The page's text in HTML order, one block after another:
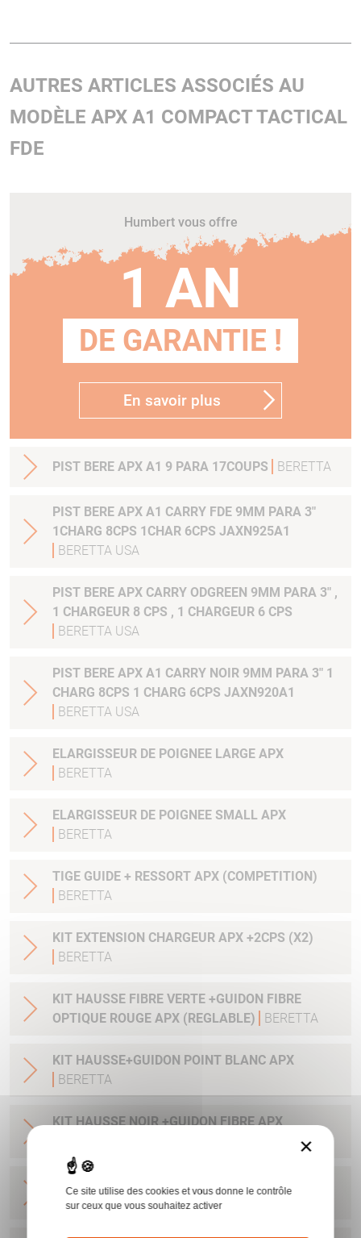
AUTRES ARTICLES ASSOCIÉS AU
MODÈLE APX A1 COMPACT TACTICAL
FDE
Humbert vous offre
1 AN
DE GARANTIE !
En savoir plus
PIST BERE APX A1 9 PARA 17COUPS BERETTA
PIST BERE APX A1 CARRY FDE 9MM PARA 3"
1CHARG 8CPS 1CHAR 6CPS JAXN925A1
BERETTA USA
PIST BERE APX CARRY ODGREEN 9MM PARA 3" ,
1 CHARGEUR 8 CPS , 1 CHARGEUR 6 CPS
BERETTA USA
PIST BERE APX A1 CARRY NOIR 9MM PARA 3" 1
CHARG 8CPS 1 CHARG 6CPS JAXN920A1
BERETTA USA
ELARGISSEUR DE POIGNEE LARGE APX
BERETTA
ELARGISSEUR DE POIGNEE SMALL APX
BERETTA
TIGE GUIDE + RESSORT APX (COMPETITION)
BERETTA
KIT EXTENSION CHARGEUR APX +2CPS (X2)
BERETTA
KIT HAUSSE FIBRE VERTE +GUIDON FIBRE
OPTIQUE ROUGE APX (REGLABLE)
BERETTA
KIT HAUSSE+GUIDON POINT BLANC APX
BERETTA
KIT HAUSSE NOIR +GUIDON FIBRE APX
GUIDON APX 6.5MM (-0.3MM EQUAL+50MM
AT25M) BERETTA
×
Ce site utilise des cookies et vous donne le contrôle
sur ceux que vous souhaitez activer